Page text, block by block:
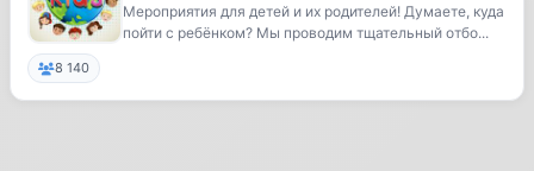
Мероприятия для детей и их родителей! Думаете, куда
пойти с ребёнком? Мы проводим тщательный отбо...
8 140